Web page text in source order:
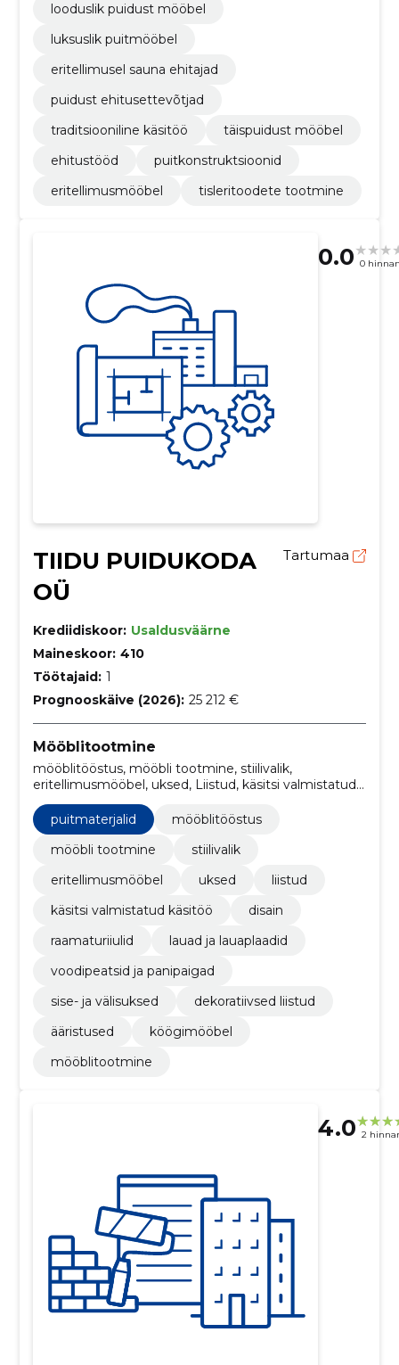
looduslik puidust mööbel
luksuslik puitmööbel
eritellimusel sauna ehitajad
puidust ehitusettevõtjad
traditsiooniline käsitöö
täispuidust mööbel
ehitustööd
puitkonstruktsioonid
eritellimusmööbel
tisleritoodete tootmine
0.0 0
TIIDU PUIDUKODA
OÜ
Tartumaa
Krediidiskoor: Usaldusväärne
Maineskoor: 410
Töötajaid: 1
Prognooskäive (2026): 25 212 €
Mööblitootmine
mööblitööstus, mööbli tootmine, stiilivalik,
eritellimusmööbel, uksed, Liistud, käsitsi valmistatud
puitmaterjalid
mööblitööstus
mööbli tootmine
stiilivalik
eritellimusmööbel
uksed
liistud
käsitsi valmistatud käsitöö
disain
raamaturiiulid
lauad ja lauaplaadid
voodipeatsid ja panipaigad
sise- ja välisuksed
dekoratiivsed liistud
ääristused
köögimööbel
mööblitootmine
4.0 2